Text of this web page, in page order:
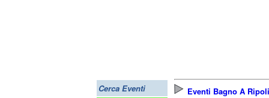
Cerca Eventi Eventi Bagno A Ripoli